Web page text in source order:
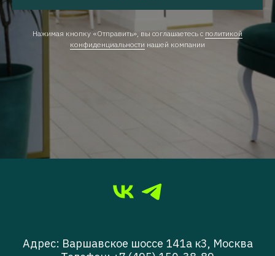
Нажимая кнопку «Отправить», вы соглашаетесь с политикой
конфиденциальности нашей компании
Адрес: Варшавское шоссе 141а к3, Москва